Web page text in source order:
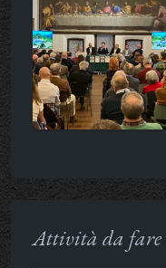
Attività da fare